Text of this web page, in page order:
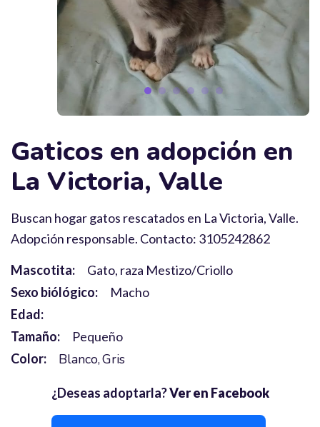
Gaticos en adopción en
La Victoria, Valle
Buscan hogar gatos rescatados en La Victoria, Valle.
Adopción responsable. Contacto: 3105242862
Mascotita:
Gato, raza Mestizo/Criollo
Sexo biólógico:
Macho
Edad:
Tamaño:
Pequeño
Color:
Blanco Gris
¿Deseas adoptarla?Ver en Facebook